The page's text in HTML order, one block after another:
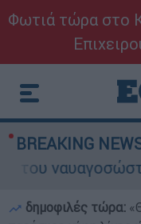
Φωτιά τώρα στο
BREAKING
ναυαγοσώστη
δημοφιλές τώρα: